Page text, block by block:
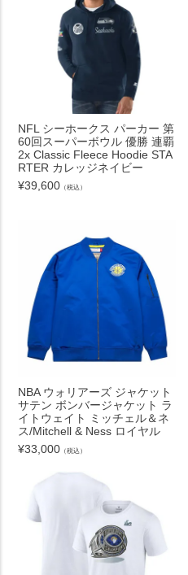
NFL シーホークス パーカー 第
60回スーパーボウル 優勝 連覇
2x Classic Fleece Hoodie STA
RTER カレッジネイビー
¥39,600 （税込）
NBA ウォリアーズ ジャケット
サテン ボンバージャケット ラ
イトウェイト ミッチェル＆ネ
ス/Mitchell & Ness ロイヤル
¥33,000 （税込）